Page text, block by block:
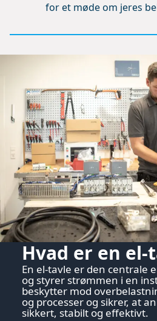
for et møde om jeres
Hvad er en el-
En el-tavle er den centrale
og styrer strømmen i en
beskytter mod
og processer og sikrer, at
sikkert, stabilt og effektivt.